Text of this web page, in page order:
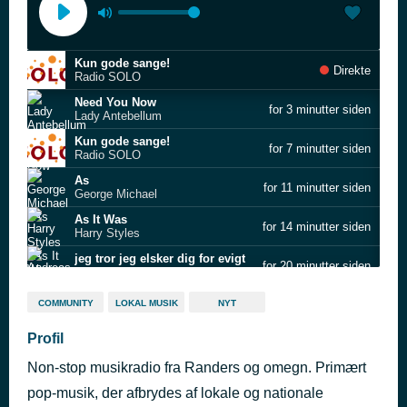
Kun gode sange!
Radio SOLO
Direkte
Need You Now
Lady Antebellum
for 3 minutter siden
Kun gode sange!
Radio SOLO
for 7 minutter siden
As
George Michael
for 11 minutter siden
As It Was
Harry Styles
for 14 minutter siden
jeg tror jeg elsker dig for evigt
for 20 minutter siden
New Eyes
Eyes Closed
Ed Sheeran
COMMUNITY LOKAL MUSIK NYT
Profil
Non-stop musikradio fra Randers og omegn. Primært
pop-musik, der afbrydes af lokale og nationale